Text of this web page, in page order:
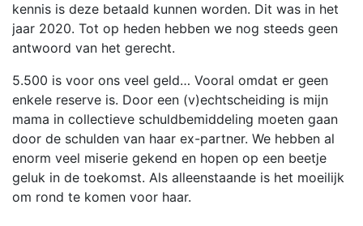
kennis is deze betaald kunnen worden. Dit was in het
jaar 2020. Tot op heden hebben we nog steeds geen
antwoord van het gerecht.
5.500 is voor ons veel geld… Vooral omdat er geen
enkele reserve is. Door een (v)echtscheiding is mijn
mama in collectieve schuldbemiddeling moeten gaan
door de schulden van haar ex-partner. We hebben al
enorm veel miserie gekend en hopen op een beetje
geluk in de toekomst. Als alleenstaande is het moeilijk
om rond te komen voor haar.